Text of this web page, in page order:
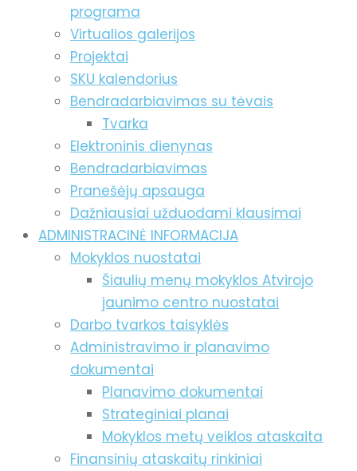
programa
Virtualios galerijos
Projektai
SKU kalendorius
Bendradarbiavimas su tėvais
Tvarka
Elektroninis dienynas
Bendradarbiavimas
Pranešėjų apsauga
Dažniausiai užduodami klausimai
ADMINISTRACINĖ INFORMACIJA
Mokyklos nuostatai
Šiaulių menų mokyklos Atvirojo
jaunimo centro nuostatai
Darbo tvarkos taisyklės
Administravimo ir planavimo
dokumentai
Planavimo dokumentai
Strateginiai planai
Mokyklos metų veiklos ataskaita
Finansinių ataskaitų rinkiniai